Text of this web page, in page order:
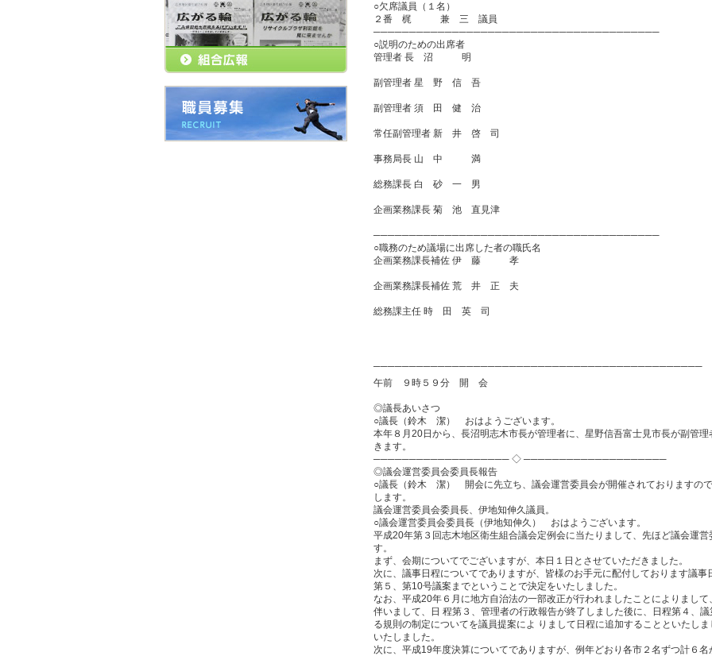
○欠席議員（１名）
２番 梶 兼 三 議員
────────────────────────────────────────
○説明のための出席者
管理者 長 沼 明
副管理者 星 野 信 吾
副管理者 須 田 健 治
常任副管理者 新 井 啓 司
事務局長 山 中 満
総務課長 白 砂 一 男
企画業務課長 菊 池 直見津
────────────────────────────────────────
○職務のため議場に出席した者の職氏名
企画業務課長補佐 伊 藤 孝
企画業務課長補佐 荒 井 正 夫
総務課主任 時 田 英 司
──────────────────────────────────────────────
午前 ９時５９分 開 会
◎議長あいさつ
○議長（鈴木 潔） おはようございます。
本年８月20日から、長沼明志木市長が管理者に、星野信吾富士見市長が副管
きます。
─────────────────── ◇ ────────────────────
◎議会運営委員会委員長報告
○議長（鈴木 潔） 開会に先立ち、議会運営委員会が開催されておりますの
します。
議会運営委員会委員長、伊地知伸久議員。
○議会運営委員会委員長（伊地知伸久） おはようございます。
平成20年第３回志木地区衛生組合議会定例会に当たりまして、先ほど議会運
す。
まず、会期についてでございますが、本日１日とさせていただきました。
次に、議事日程についてでありますが、皆様のお手元に配付しております議
第５、第10号議案までということで決定をいたしました。
なお、平成20年６月に地方自治法の一部改正が行われましたことによりまし
伴いまして、日 程第３、管理者の行政報告が終了しました後に、日程第４
る規則の制定についてを議員提案によ りまして日程に追加することといたし
いたしました。
次に、平成19年度決算についてでありますが、例年どおり各市２名ずつ計６